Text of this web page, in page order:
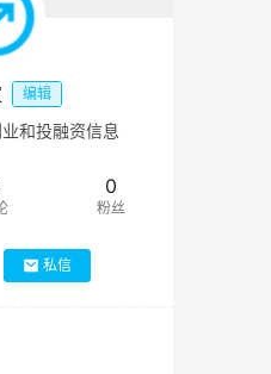
编辑
和投融资信息
0
粉丝
私信